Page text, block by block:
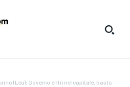
(Leu): Governo entri nel capitale, basta